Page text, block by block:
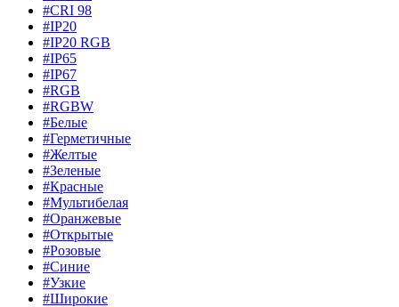
#CRI 98
#IP20
#IP20 RGB
#IP65
#IP67
#RGB
#RGBW
#Белые
#Герметичные
#Желтые
#Зеленые
#Красные
#Мультибелая
#Оранжевые
#Открытые
#Розовые
#Синие
#Узкие
#Широкие